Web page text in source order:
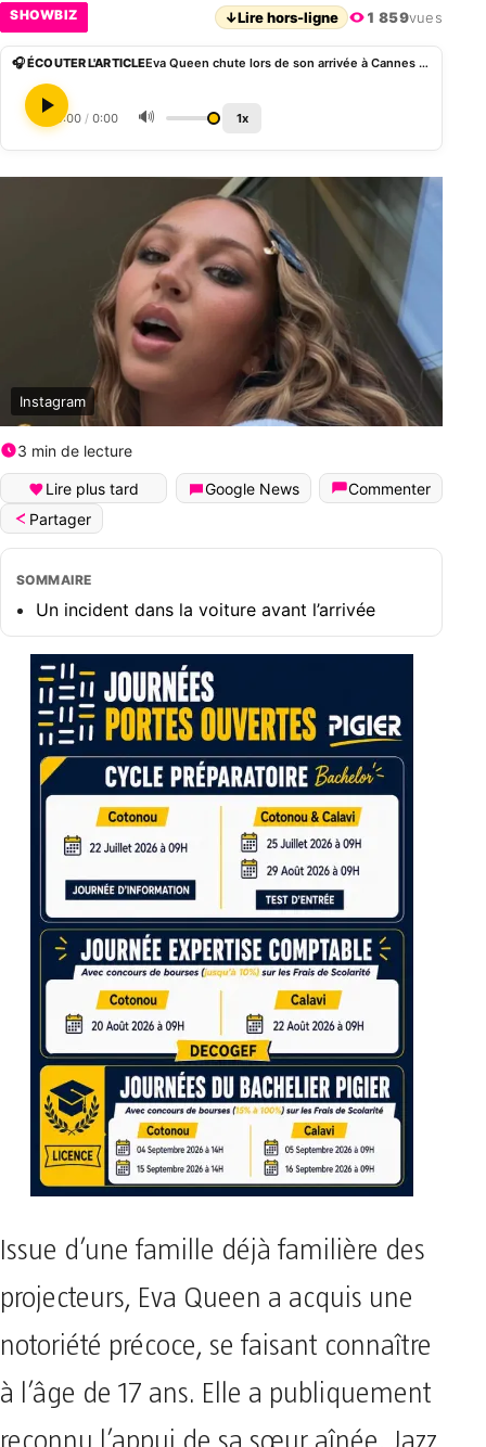
SHOWBIZ ↓Lire hors-ligne 1 859vues
🎧 ÉCOUTER L'ARTICLE Eva Queen chute lors de son arrivée à Cannes 2026
0:00 / 0:00 🔊 1x
Instagram
3 min de lecture
Lire plus tard Google News
Commenter
Partager
SOMMAIRE
Un incident dans la voiture avant l’arrivée
Issue d’une famille déjà familière des
projecteurs, Eva Queen a acquis une
notoriété précoce, se faisant connaître
à l’âge de 17 ans. Elle a publiquement